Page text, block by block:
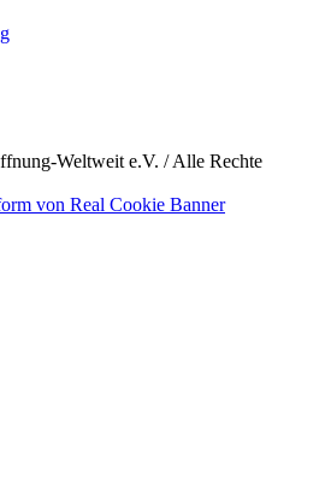
Weltweit e.V. / Alle Rechte
von Real Cookie Banner